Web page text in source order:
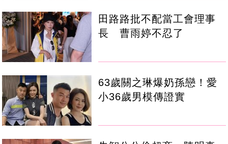
田路路批不配當工會理事
長 曹雨婷不忍了
63歲關之琳爆奶孫戀！愛
小36歲男模傳證實